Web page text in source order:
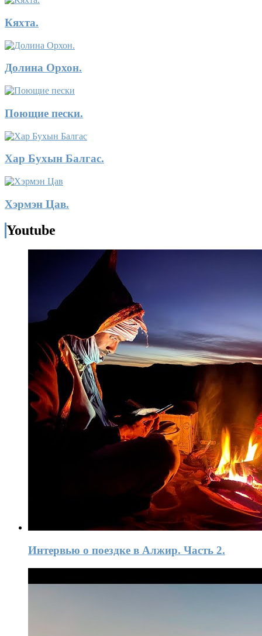
Кяхта.
Долина Орхон.
Поющие пески.
Хар Бухын Балгас.
Хэрмэн Цав.
Youtube
Интервью о поездке в Алжир. Часть 2.